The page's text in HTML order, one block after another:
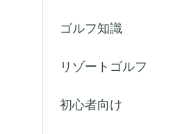
ゴルフ知識
リゾートゴルフ
初心者向け